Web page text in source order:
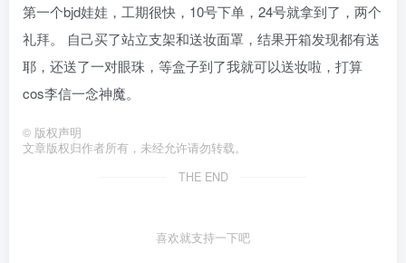
第一个bjd娃娃，工期很快，10号下单，24号就拿到了，两个
礼拜。 自己买了站立支架和送妆面罩，结果开箱发现都有送
耶，还送了一对眼珠，等盒子到了我就可以送妆啦，打算
cos李信一念神魔。
© 版权声明
文章版权归作者所有，未经允许请勿转载。
THE END
喜欢就支持一下吧